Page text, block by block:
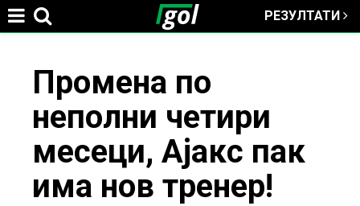
РЕЗУЛТАТИ
here
Промена по
неполни четири
месеци, Ајакс пак
има нов тренер!